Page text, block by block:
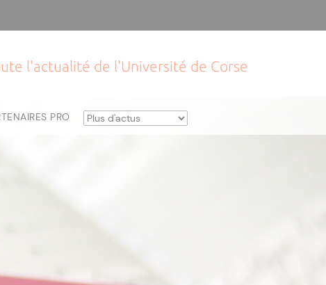
l'actualité de l'Université de Corse
PRO